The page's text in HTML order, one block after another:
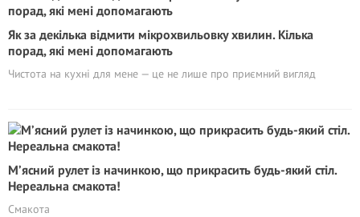
Як за декілька відмити мікрохвильовку хвилин. Кілька
порад, які мені допомагають
Чистота на кухні для мене — це не лише про приємний вигляд
М’ясний рулет із начинкою, що прикрасить будь-який стіл.
Нереальна смакота!
Смакота